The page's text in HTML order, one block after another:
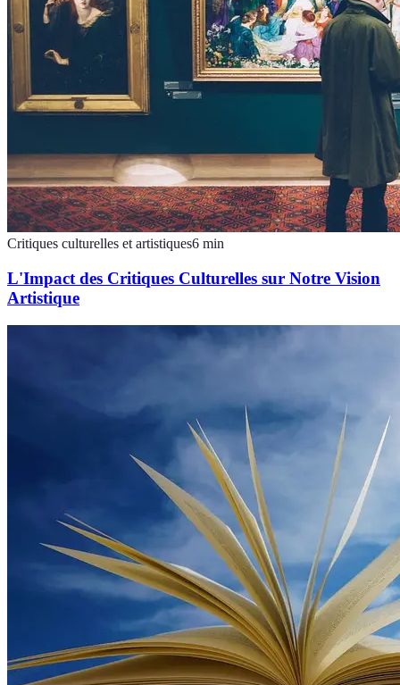
Critiques culturelles et artistiques6 min
L'Impact des Critiques Culturelles sur Notre Vision
Artistique